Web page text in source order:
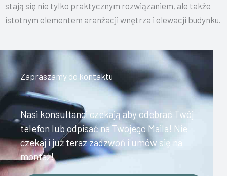
stają się nie tylko praktycznym rozwiązaniem, ale także
istotnym elementem aranżacji wnętrza i elewacji budynku.
Zapraszamy do kontaktu
Nasi konsultanci czekają aby odebrać Twój
telefon lub odpisać na Twojego Maila! Nie
czekaj i już teraz zadzwoń i umów się na
montaż!